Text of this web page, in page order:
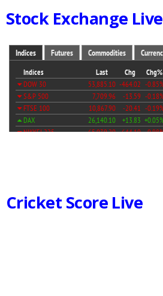
Stock Exchange Live
Cricket Score Live